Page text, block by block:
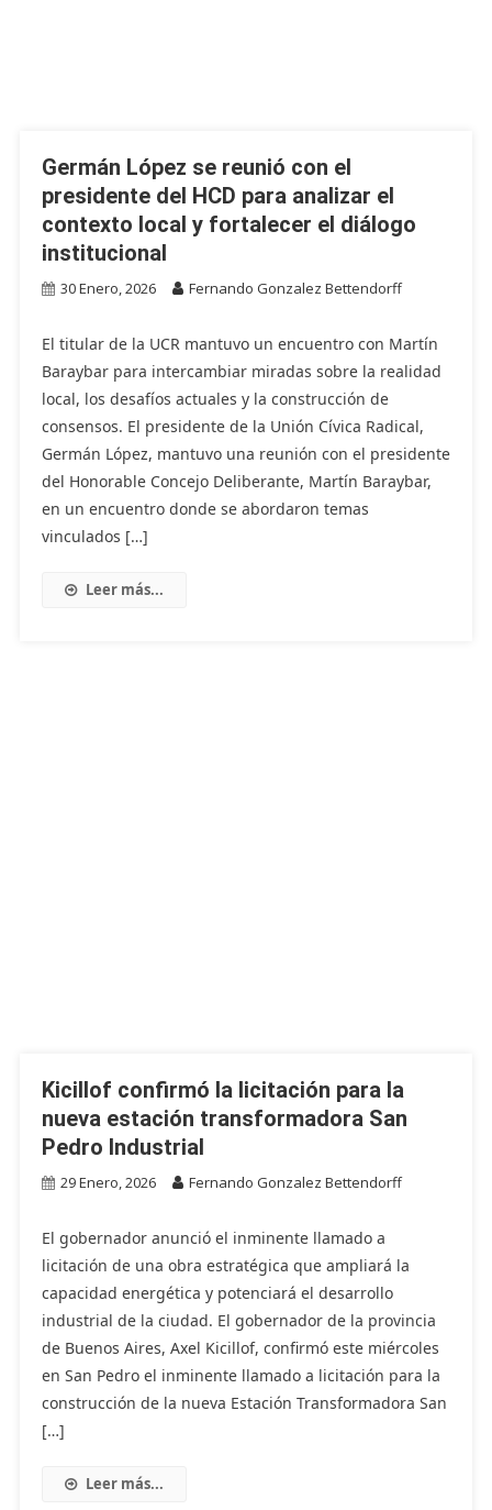
Germán López se reunió con el
presidente del HCD para analizar el
contexto local y fortalecer el diálogo
institucional
30 Enero, 2026 Fernando Gonzalez Bettendorff
El titular de la UCR mantuvo un encuentro con Martín
Baraybar para intercambiar miradas sobre la realidad
local, los desafíos actuales y la construcción de
consensos. El presidente de la Unión Cívica Radical,
Germán López, mantuvo una reunión con el presidente
del Honorable Concejo Deliberante, Martín Baraybar,
en un encuentro donde se abordaron temas
vinculados […]
Leer más...
Kicillof confirmó la licitación para la
nueva estación transformadora San
Pedro Industrial
29 Enero, 2026 Fernando Gonzalez Bettendorff
El gobernador anunció el inminente llamado a
licitación de una obra estratégica que ampliará la
capacidad energética y potenciará el desarrollo
industrial de la ciudad. El gobernador de la provincia
de Buenos Aires, Axel Kicillof, confirmó este miércoles
en San Pedro el inminente llamado a licitación para la
construcción de la nueva Estación Transformadora San
[…]
Leer más...